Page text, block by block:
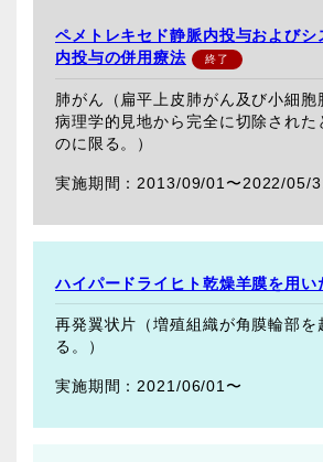
ペメトレキセド静脈内投与およびシ
内投与の併用療法
肺がん（扁平上皮肺がん及び小細胞
病理学的見地から完全に切除された
のに限る。）
2013/09/01〜2022/05/
ハイパードライヒト乾燥羊膜を用い
再発翼状片（増殖組織が角膜輪部を
る。）
2021/06/01〜